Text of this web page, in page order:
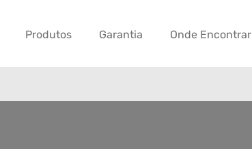
Produtos Garantia Onde Encontrar